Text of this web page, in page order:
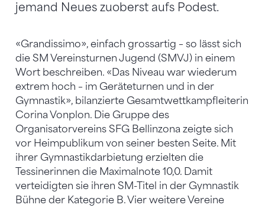
jemand Neues zuoberst aufs Podest.
«Grandissimo», einfach grossartig – so lässt sich
die SM Vereinsturnen Jugend (SMVJ) in einem
Wort beschreiben. «Das Niveau war wiederum
extrem hoch – im Geräteturnen und in der
Gymnastik», bilanzierte Gesamtwettkampfleiterin
Corina Vonplon. Die Gruppe des
Organisatorvereins SFG Bellinzona zeigte sich
vor Heimpublikum von seiner besten Seite. Mit
ihrer Gymnastikdarbietung erzielten die
Tessinerinnen die Maximalnote 10,0. Damit
verteidigten sie ihren SM-Titel in der Gymnastik
Bühne der Kategorie B. Vier weitere Vereine